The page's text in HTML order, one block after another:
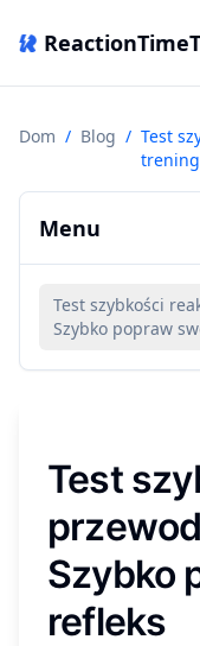
Dom / Blog / Test
Menu
Test szybkości
Szybko popraw
Test
Szybko
refleks